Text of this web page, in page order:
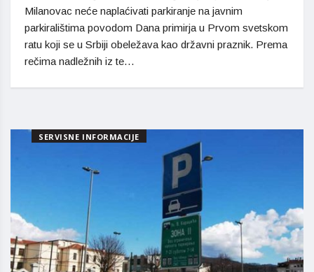
Milanovac neće naplaćivati parkiranje na javnim
parkiralištima povodom Dana primirja u Prvom svetskom
ratu koji se u Srbiji obeležava kao državni praznik. Prema
rečima nadležnih iz te…
SERVISNE INFORMACIJE